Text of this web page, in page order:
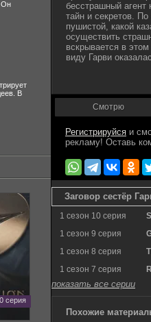
бесстрашный агент
тайн и секретов.
пушистой, какой
осуществить
вскрывается в
виду Гарви
Смотрю
Регистрируйся
Заговор сестёр
1 сезон 10 серия
1 сезон 9 серия
1 сезон 8 серия
1 сезон 7 серия
показать все серии
Похожие
Он
В
серия